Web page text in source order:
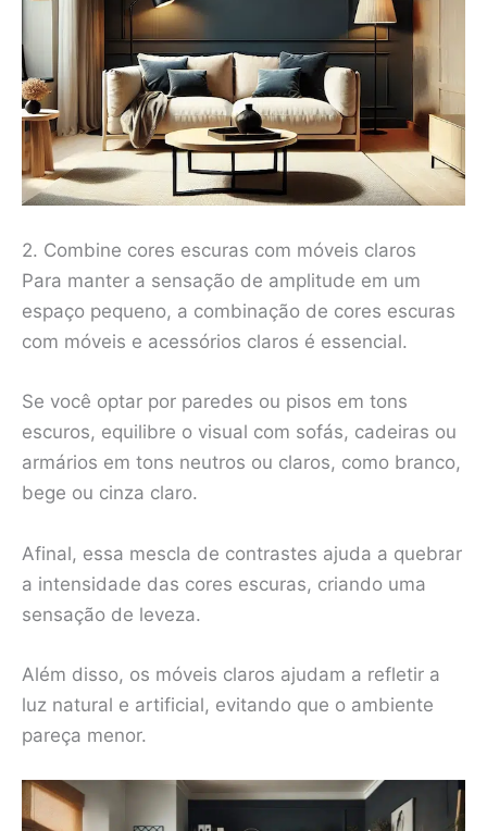
2. Combine cores escuras com móveis claros
Para manter a sensação de amplitude em um
espaço pequeno, a combinação de cores escuras
com móveis e acessórios claros é essencial.
Se você optar por paredes ou pisos em tons
escuros, equilibre o visual com sofás, cadeiras ou
armários em tons neutros ou claros, como branco,
bege ou cinza claro.
Afinal, essa mescla de contrastes ajuda a quebrar
a intensidade das cores escuras, criando uma
sensação de leveza.
Além disso, os móveis claros ajudam a refletir a
luz natural e artificial, evitando que o ambiente
pareça menor.